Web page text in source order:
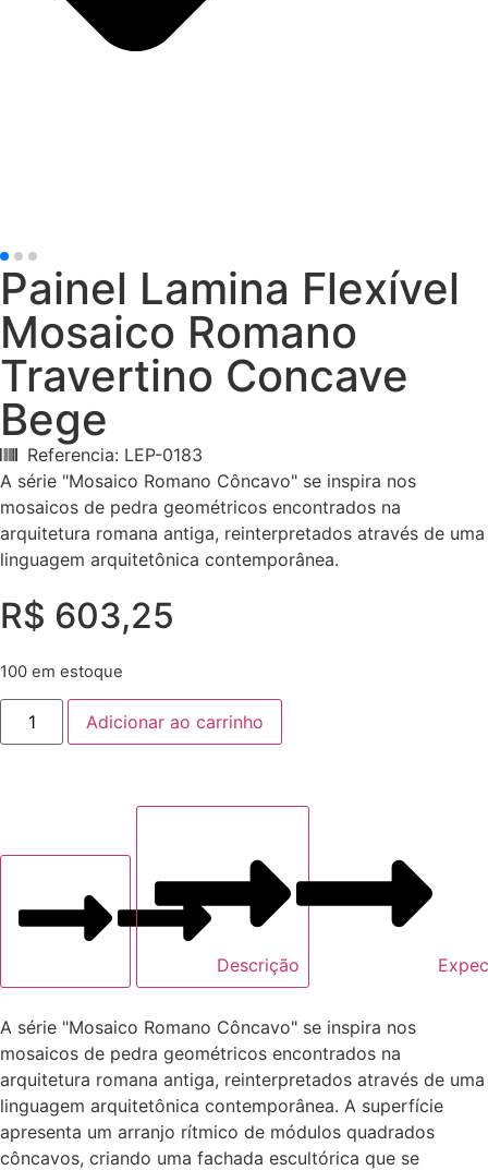
Painel Lamina Flexível
Mosaico Romano
Travertino Concave
Bege
Referencia: LEP-0183
A série "Mosaico Romano Côncavo" se inspira nos
mosaicos de pedra geométricos encontrados na
arquitetura romana antiga, reinterpretados através de uma
linguagem arquitetônica contemporânea.
R$ 603,25
100 em estoque
Adicionar ao carrinho
Descrição
A série "Mosaico Romano Côncavo" se inspira nos
mosaicos de pedra geométricos encontrados na
arquitetura romana antiga, reinterpretados através de uma
linguagem arquitetônica contemporânea. A superfície
apresenta um arranjo rítmico de módulos quadrados
côncavos, criando uma fachada escultórica que se